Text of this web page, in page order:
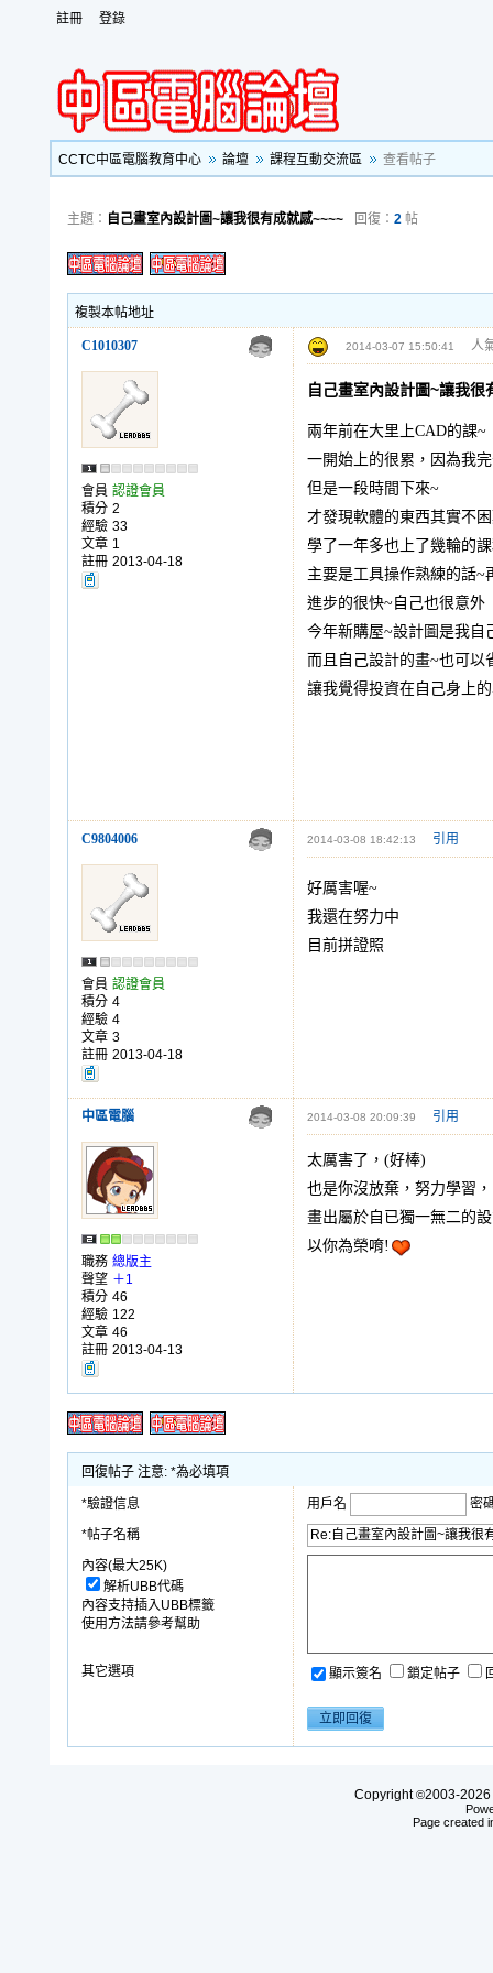
註冊 登錄
CCTC中區電腦教育中心 論壇 課程互動交流區 查看帖子
主題： 自己畫室內設計圖~讓我很有成就感~~~~ 回復： 2 帖
複製本帖地址
C1010307 2014-03-07 15:50:41 人
會員 認證會員
積分 2
經驗 33
文章 1
註冊 2013-04-18
自己畫室內設計圖~讓我很
兩年前在大里上CAD的課~
一開始上的很累，因為我
但是一段時間下來~
才發現軟體的東西其實不
學了一年多也上了幾輪的
主要是工具操作熟練的話~
進步的很快~自己也很意外
今年新購屋~設計圖是我自
而且自己設計的畫~也可以
讓我覺得投資在自己身上
C9804006 2014-03-08 18:42:13 引用
會員 認證會員
積分 4
經驗 4
文章 3
註冊 2013-04-18
好厲害喔~
我還在努力中
目前拼證照
中區電腦 2014-03-08 20:09:39 引用
職務 總版主
聲望 ＋1
積分 46
經驗 122
文章 46
註冊 2013-04-13
太厲害了，(好棒)
也是你沒放棄，努力學習，
畫出屬於自已獨一無二的
以你為榮唷!
回復帖子 注意: *為必填項
*驗證信息 用戶名
密
*帖子名稱
內容(最大25K)
解析UBB代碼
內容支持插入UBB標籤
使用方法請參考幫助
其它選項 顯示簽名 鎖定帖子
Copyright©2003-2026
Page created